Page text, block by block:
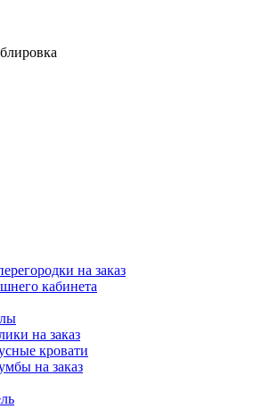
на заказ
кабинета
на заказ
кровати
на заказ